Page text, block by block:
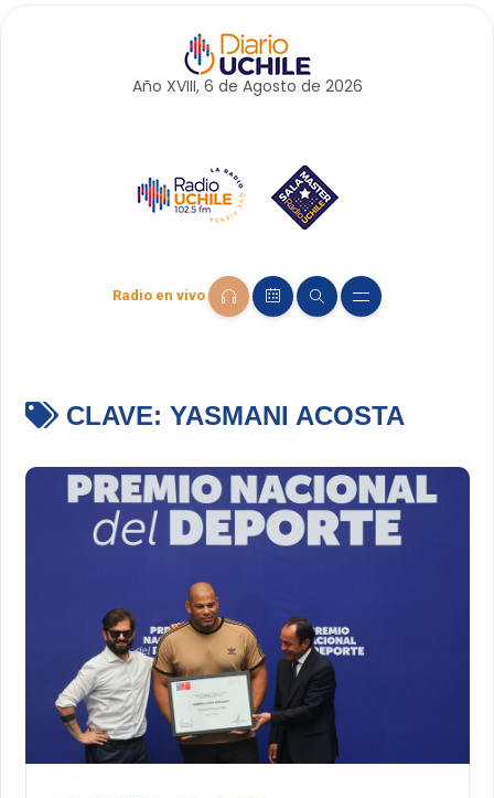
Año XVIII, 6 de Agosto de 2026
Radio en vivo
CLAVE: YASMANI ACOSTA